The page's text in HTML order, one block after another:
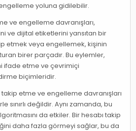
yoluna gidilebilir.
ve engelleme davranışları,
ve dijital etiketlerini yansıtan bir
etmek veya engellemek, kişinin
birer parçadır. Bu eylemler,
ifade etme ve çevrimiçi
biçimleridir.
etme ve engelleme davranışları
sınırlı değildir. Aynı zamanda, bu
da etkiler. Bir hesabı takip
daha fazla görmeyi sağlar, bu da